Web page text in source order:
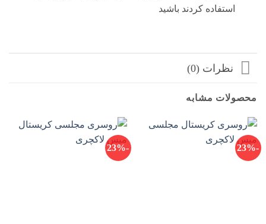
استفاده کردند باشید
نظرات (0)
محصولات مشابه
-23%
-23%